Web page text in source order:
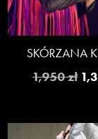
SKÓRZANA
1,950zł